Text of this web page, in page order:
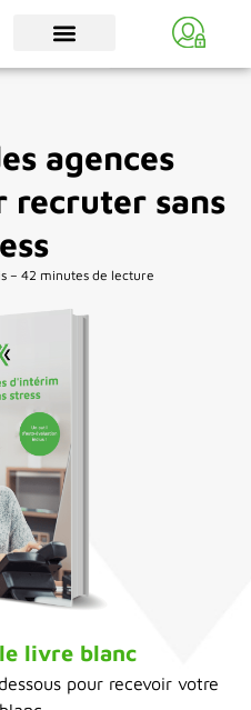
agences
sans
– 42 minutes de lecture
livre blanc
pour recevoir votre